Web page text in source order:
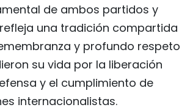
de ambos partidos y
una tradición compartida
y profundo respeto
su vida por la liberación
y el cumplimiento de
internacionalistas.